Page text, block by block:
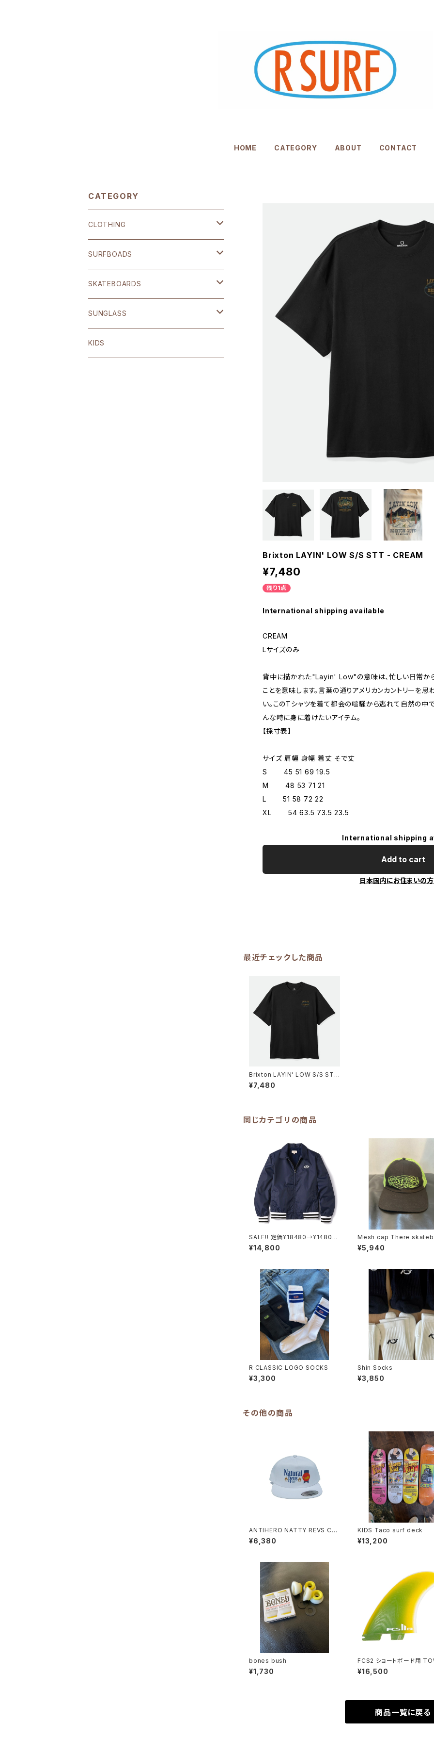
HOME CATEGORY ABOUT CONTACT
Brixton LAYIN' LOW S/S STT - CREAM
¥7,480
残り1点
International shipping available
CREAM
Lサイズのみ
背中に描かれた"Layin' Low"の意味は、忙しい日常か
ことを意味します。言葉の通りアメリカンカントリーを
い。このTシャツを着て都会の喧騒から逃れて自然の中
んな時に身に着けたいアイテム。
【採寸表】
サイズ 肩幅 身幅 着丈 そで丈
S 45 51 69 19.5
M 48 53 71 21
L 51 58 72 22
XL 54 63.5 73.5 23.5
International shipping
Add to cart
日本国内にお住まいの
最近チェックした商品
Brixton LAYIN' LOW S/S STT
- CREAM
¥7,480
同じカテゴリの商品
SALE!! 定価¥18480→¥14800
でご提供）GIRLS BRIXTON UT
OPIA SPORT JKT
¥14,800
Mesh cap There
s
¥5,940
R CLASSIC LOGO SOCKS
¥3,300
Shin Socks
¥3,850
その他の商品
ANTIHERO NATTY REVS CA
P
¥6,380
KIDS Taco surf deck
¥13,200
bones bush
¥1,730
FCS2 ショートボード用 TOWN&
COUNTRY PG Twin+1
enn Pang Performance
¥16,500
商品一覧に戻る
CATEGORY
CLOTHING
SHOP ORIGINAL
BRIXTON
OTHER
volcom
SURFBOADS
ハードギア
SKATEBOARDS
Polar skate
Welcome
SUNGLASS
BLACK FLYS
KIDS